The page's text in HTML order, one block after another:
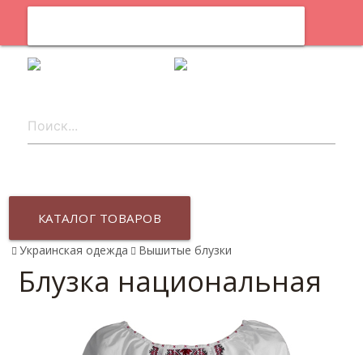
КАТАЛОГ ТОВАРОВ
Украинская одежда Вышитые блузки
Блузка национальная